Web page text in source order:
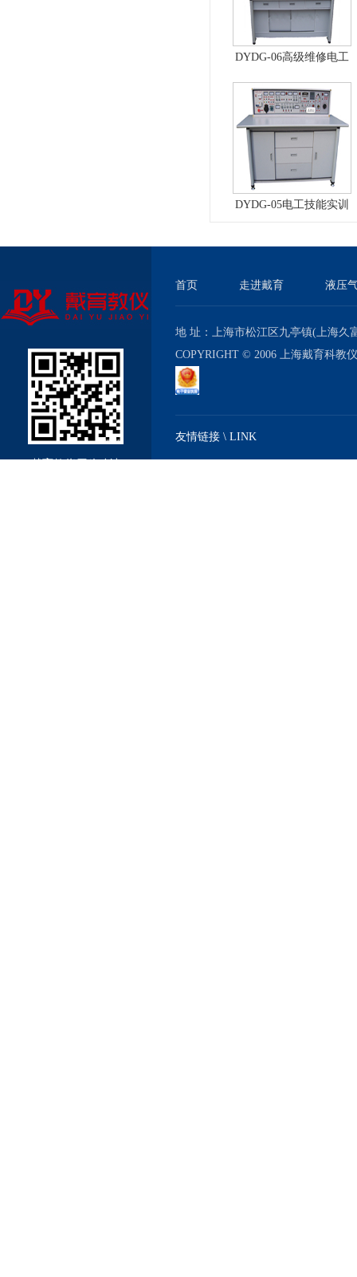
DYDG-06高级维修电工
型）
DYDG-05电工技能实训
首页 走进戴育 液压
地 址：上海市松江区九亭镇(上海
COPYRIGHT © 2006 上海戴育科
友情链接 \ LINK